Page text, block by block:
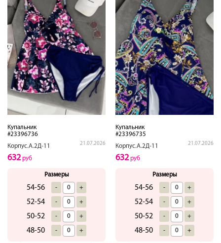
Купальник
#23396736
Корпус.А.2Д-11
21.07.2026
632руб
Размеры
54-56 - +
52-54 - +
50-52 - +
48-50 - +
Купальник
#23396735
Корпус.А.2Д-11
21.07.2026
632руб
Размеры
54-56 - +
52-54 - +
50-52 - +
48-50 - +